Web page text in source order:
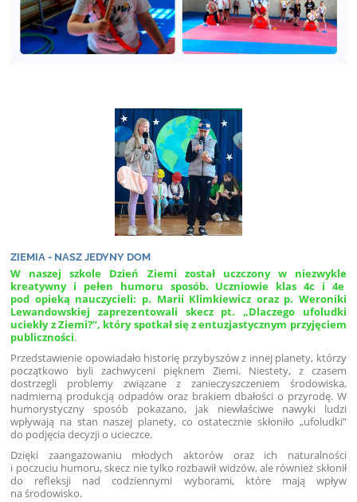
ZIEMIA - NASZ JEDYNY DOM
W naszej szkole Dzień Ziemi został uczczony w niezwykle
kreatywny i pełen humoru sposób. Uczniowie klas 4c i 4e
pod opieką nauczycieli: p. Marii Klimkiewicz oraz p. Weroniki
Lewandowskiej zaprezentowali skecz pt. „Dlaczego ufoludki
uciekły z Ziemi?”, który spotkał się z entuzjastycznym przyjęciem
publiczności.
Przedstawienie opowiadało historię przybyszów z innej planety, którzy
początkowo byli zachwyceni pięknem Ziemi. Niestety, z czasem
dostrzegli problemy związane z zanieczyszczeniem środowiska,
nadmierną produkcją odpadów oraz brakiem dbałości o przyrodę. W
humorystyczny sposób pokazano, jak niewłaściwe nawyki ludzi
wpływają na stan naszej planety, co ostatecznie skłoniło „ufoludki”
do podjęcia decyzji o ucieczce.
Dzięki zaangażowaniu młodych aktorów oraz ich naturalności
i poczuciu humoru, skecz nie tylko rozbawił widzów, ale również skłonił
do refleksji nad codziennymi wyborami, które mają wpływ
na środowisko.